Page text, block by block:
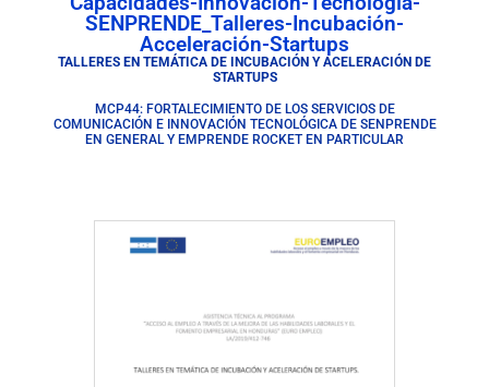
SENPRENDE_Talleres-Incubación-
Acceleración-Startups
TALLERES EN TEMÁTICA DE INCUBACIÓN Y ACELERACIÓN DE
STARTUPS
MCP44: FORTALECIMIENTO DE LOS SERVICIOS DE
COMUNICACIÓN E INNOVACIÓN TECNOLÓGICA DE SENPRENDE
EN GENERAL Y EMPRENDE ROCKET EN PARTICULAR